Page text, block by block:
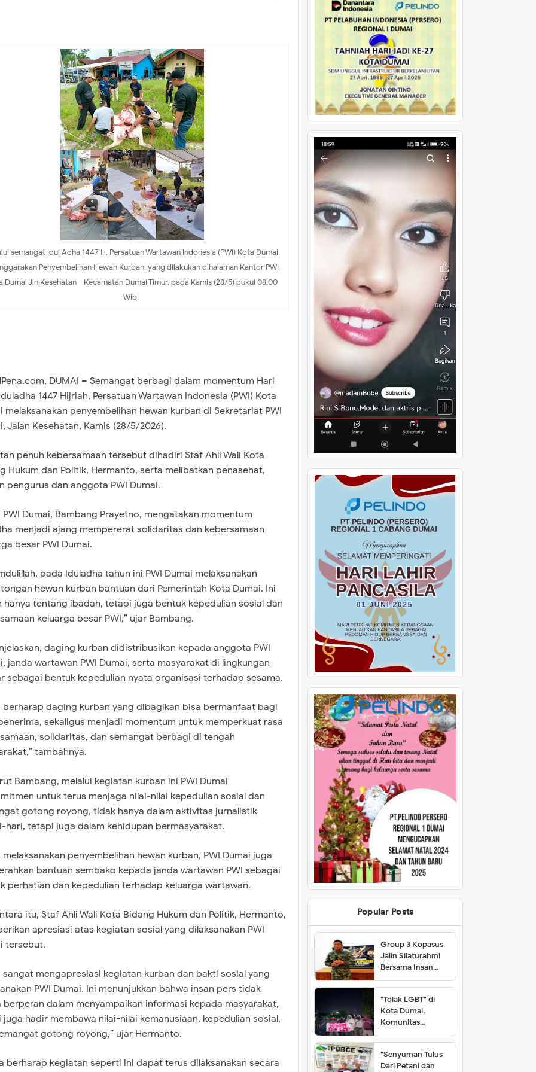
semangat Idul Adha 1447 H, Persatuan Wartawan Indonesia (PWI) Kota Dumai,
Penyembelihan Hewan Kurban, yang dilakukan dihalaman Kantor PWI
Dumai Jln.Kesehatan - Kecamatan Dumai Timur, pada Kamis (28/5) pukul 08.00
Wib.
DUMAI – Semangat berbagi dalam momentum Hari
1447 Hijriah, Persatuan Wartawan Indonesia (PWI) Kota
melaksanakan penyembelihan hewan kurban di Sekretariat PWI
Jalan Kesehatan, Kamis (28/5/2026).
penuh kebersamaan tersebut dihadiri Staf Ahli Wali Kota
Hukum dan Politik, Hermanto, serta melibatkan penasehat,
pengurus dan anggota PWI Dumai.
PWI Dumai, Bambang Prayetno, mengatakan momentum
menjadi ajang mempererat solidaritas dan kebersamaan
besar PWI Dumai.
pada Iduladha tahun ini PWI Dumai melaksanakan
hewan kurban bantuan dari Pemerintah Kota Dumai. Ini
hanya tentang ibadah, tetapi juga bentuk kepedulian sosial dan
keluarga besar PWI,” ujar Bambang.
daging kurban didistribusikan kepada anggota PWI
janda wartawan PWI Dumai, serta masyarakat di lingkungan
sebagai bentuk kepedulian nyata organisasi terhadap sesama.
berharap daging kurban yang dibagikan bisa bermanfaat bagi
sekaligus menjadi momentum untuk memperkuat rasa
solidaritas, dan semangat berbagi di tengah
tambahnya.
Bambang, melalui kegiatan kurban ini PWI Dumai
untuk terus menjaga nilai-nilai kepedulian sosial dan
gotong royong, tidak hanya dalam aktivitas jurnalistik
hari, tetapi juga dalam kehidupan bermasyarakat.
melaksanakan penyembelihan hewan kurban, PWI Dumai juga
bantuan sembako kepada janda wartawan PWI sebagai
perhatian dan kepedulian terhadap keluarga wartawan.
itu, Staf Ahli Wali Kota Bidang Hukum dan Politik, Hermanto,
apresiasi atas kegiatan sosial yang dilaksanakan PWI
tersebut.
sangat mengapresiasi kegiatan kurban dan bakti sosial yang
PWI Dumai. Ini menunjukkan bahwa insan pers tidak
berperan dalam menyampaikan informasi kepada masyarakat,
hadir membawa nilai-nilai kemanusiaan, kepedulian sosial,
gotong royong,” ujar Hermanto.
berharap kegiatan seperti ini dapat terus dilaksanakan secara
Popular Posts
Group 3 Kopasus
Jalin Silaturahmi
Bersama Insan
Pers Kota Dumai
"Tolak LGBT" di
Kota Dumai,
Komunitas
Working Class
Student Class
(WCSC) Nyatakan
Sikap Tegas
"Senyuman Tulus
Dari Petani dan